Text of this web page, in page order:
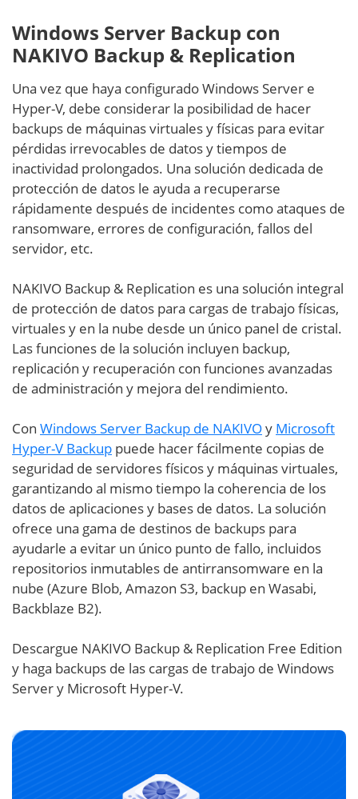
Windows Server Backup con
NAKIVO Backup & Replication
Una vez que haya configurado Windows Server e
Hyper-V, debe considerar la posibilidad de hacer
backups de máquinas virtuales y físicas para evitar
pérdidas irrevocables de datos y tiempos de
inactividad prolongados. Una solución dedicada de
protección de datos le ayuda a recuperarse
rápidamente después de incidentes como ataques de
ransomware, errores de configuración, fallos del
servidor, etc.
NAKIVO Backup & Replication es una solución integral
de protección de datos para cargas de trabajo físicas,
virtuales y en la nube desde un único panel de cristal.
Las funciones de la solución incluyen backup,
replicación y recuperación con funciones avanzadas
de administración y mejora del rendimiento.
Con Windows Server Backup de NAKIVOy Microsoft
Hyper-V Backup puede hacer fácilmente copias de
seguridad de servidores físicos y máquinas virtuales,
garantizando al mismo tiempo la coherencia de los
datos de aplicaciones y bases de datos. La solución
ofrece una gama de destinos de backups para
ayudarle a evitar un único punto de fallo, incluidos
repositorios inmutables de antirransomware en la
nube (Azure Blob, Amazon S3, backup en Wasabi,
Backblaze B2).
Descargue NAKIVO Backup & Replication Free Edition
y haga backups de las cargas de trabajo de Windows
Server y Microsoft Hyper-V.